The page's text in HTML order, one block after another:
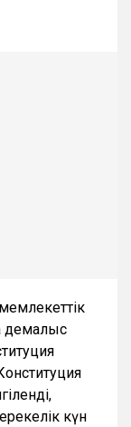
демалыс
күн